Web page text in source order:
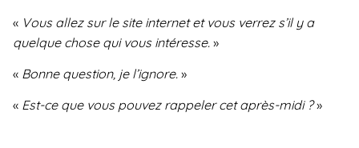
« Vous allez sur le site internet et vous verrez s’il y a
quelque chose qui vous intéresse. »
« Bonne question, je l’ignore. »
« Est-ce que vous pouvez rappeler cet après-midi ?»